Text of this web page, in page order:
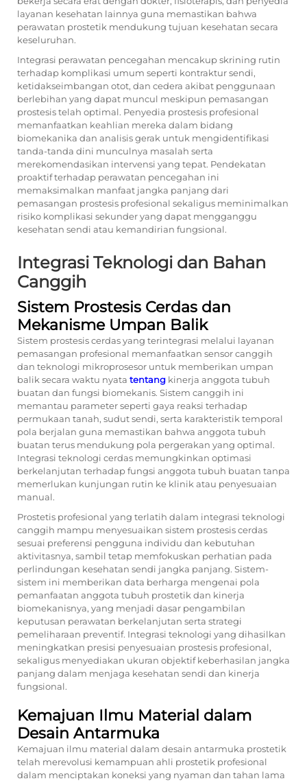
layanan kesehatan lainnya guna memastikan bahwa
perawatan prostetik mendukung tujuan kesehatan secara
keseluruhan.
Integrasi perawatan pencegahan mencakup skrining rutin
terhadap komplikasi umum seperti kontraktur sendi,
ketidakseimbangan otot, dan cedera akibat penggunaan
berlebihan yang dapat muncul meskipun pemasangan
prostesis telah optimal. Penyedia prostesis profesional
memanfaatkan keahlian mereka dalam bidang
biomekanika dan analisis gerak untuk mengidentifikasi
tanda-tanda dini munculnya masalah serta
merekomendasikan intervensi yang tepat. Pendekatan
proaktif terhadap perawatan pencegahan ini
memaksimalkan manfaat jangka panjang dari
pemasangan prostesis profesional sekaligus meminimalkan
risiko komplikasi sekunder yang dapat mengganggu
kesehatan sendi atau kemandirian fungsional.
Integrasi Teknologi dan Bahan
Canggih
Sistem Prostesis Cerdas dan
Mekanisme Umpan Balik
Sistem prostesis cerdas yang terintegrasi melalui layanan
pemasangan profesional memanfaatkan sensor canggih
dan teknologi mikroprosesor untuk memberikan umpan
balik secara waktu nyata tentang kinerja anggota tubuh
buatan dan fungsi biomekanis. Sistem canggih ini
memantau parameter seperti gaya reaksi terhadap
permukaan tanah, sudut sendi, serta karakteristik temporal
pola berjalan guna memastikan bahwa anggota tubuh
buatan terus mendukung pola pergerakan yang optimal.
Integrasi teknologi cerdas memungkinkan optimasi
berkelanjutan terhadap fungsi anggota tubuh buatan tanpa
memerlukan kunjungan rutin ke klinik atau penyesuaian
manual.
Prostetis profesional yang terlatih dalam integrasi teknologi
canggih mampu menyesuaikan sistem prostesis cerdas
sesuai preferensi pengguna individu dan kebutuhan
aktivitasnya, sambil tetap memfokuskan perhatian pada
perlindungan kesehatan sendi jangka panjang. Sistem-
sistem ini memberikan data berharga mengenai pola
pemanfaatan anggota tubuh prostetik dan kinerja
biomekanisnya, yang menjadi dasar pengambilan
keputusan perawatan berkelanjutan serta strategi
pemeliharaan preventif. Integrasi teknologi yang dihasilkan
meningkatkan presisi penyesuaian prostesis profesional,
sekaligus menyediakan ukuran objektif keberhasilan jangka
panjang dalam menjaga kesehatan sendi dan kinerja
fungsional.
Kemajuan Ilmu Material dalam
Desain Antarmuka
Kemajuan ilmu material dalam desain antarmuka prostetik
telah merevolusi kemampuan ahli prostetik profesional
dalam menciptakan koneksi yang nyaman dan tahan lama